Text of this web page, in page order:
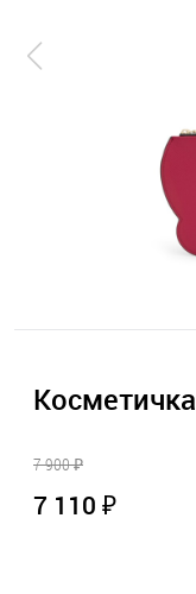
Косметичка
7 900 ₽
7 110 ₽